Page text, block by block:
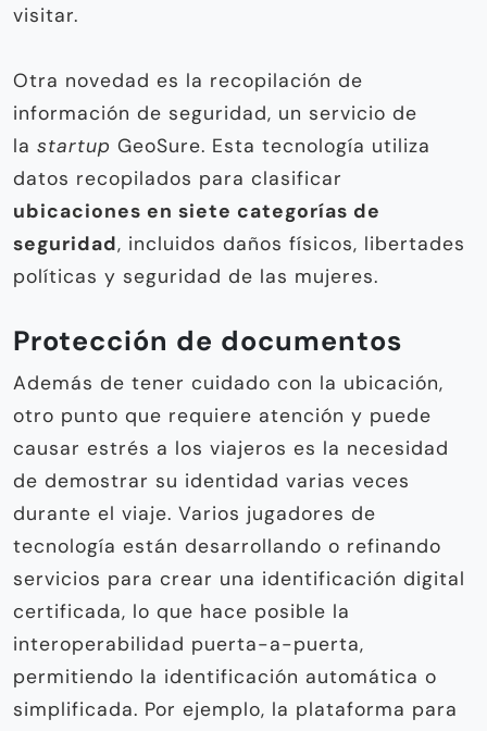
visitar.
Otra novedad es la recopilación de
información de seguridad, un servicio de
la startup GeoSure. Esta tecnología utiliza
datos recopilados para clasificar
ubicaciones en siete categorías de
seguridad, incluidos daños físicos, libertades
políticas y seguridad de las mujeres.
Protección de documentos
Además de tener cuidado con la ubicación,
otro punto que requiere atención y puede
causar estrés a los viajeros es la necesidad
de demostrar su identidad varias veces
durante el viaje. Varios jugadores de
tecnología están desarrollando o refinando
servicios para crear una identificación digital
certificada, lo que hace posible la
interoperabilidad puerta-a-puerta,
permitiendo la identificación automática o
simplificada. Por ejemplo, la plataforma para